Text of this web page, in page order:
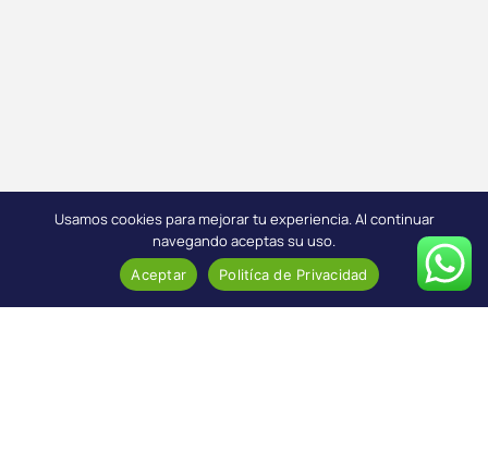
Usamos cookies para mejorar tu experiencia. Al continuar
navegando aceptas su uso.
Aceptar Politíca de Privacidad